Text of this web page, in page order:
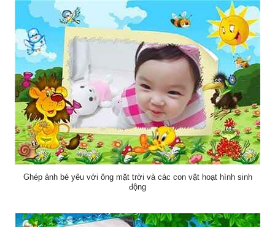
Ghép ảnh bé yêu với ông mặt trời và các con vật hoạt hình sinh
động